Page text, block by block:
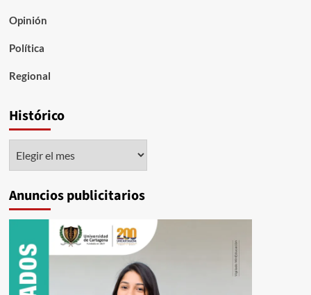
Opinión
Política
Regional
Histórico
Anuncios publicitarios